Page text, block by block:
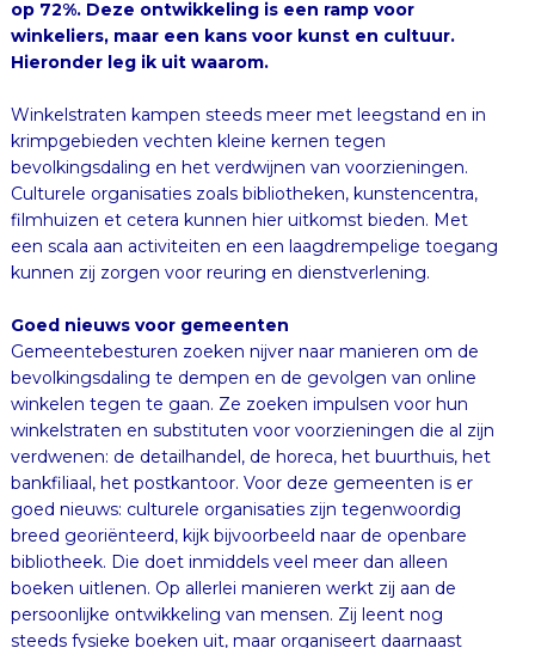
Hieronder leg ik uit waarom.
Winkelstraten kampen steeds meer met leegstand en in
krimpgebieden vechten kleine kernen tegen
bevolkingsdaling en het verdwijnen van voorzieningen.
Culturele organisaties zoals bibliotheken, kunstencentra,
filmhuizen et cetera kunnen hier uitkomst bieden. Met
een scala aan activiteiten en een laagdrempelige toegang
kunnen zij zorgen voor reuring en dienstverlening.
Goed nieuws voor gemeenten
Gemeentebesturen zoeken nijver naar manieren om de
bevolkingsdaling te dempen en de gevolgen van online
winkelen tegen te gaan. Ze zoeken impulsen voor hun
winkelstraten en substituten voor voorzieningen die al zijn
verdwenen: de detailhandel, de horeca, het buurthuis, het
bankfiliaal, het postkantoor. Voor deze gemeenten is er
goed nieuws: culturele organisaties zijn tegenwoordig
breed georiënteerd, kijk bijvoorbeeld naar de openbare
bibliotheek. Die doet inmiddels veel meer dan alleen
boeken uitlenen. Op allerlei manieren werkt zij aan de
persoonlijke ontwikkeling van mensen. Zij leent nog
steeds fysieke boeken uit, maar organiseert daarnaast
lezingen, zorgt voor taallessen, heeft een cursusaanbod,
helpt mensen die niet digivaardig zijn, bestrijdt
laaggeletterdheid, ondersteunt vluchtelingen en biedt